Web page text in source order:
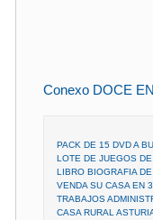
Conexo DOCE
PACK DE 15 DVD A
LOTE DE JUEGOS
LIBRO BIOGRAFIA
VENDA SU CASA EN
TRABAJOS
CASA RURAL